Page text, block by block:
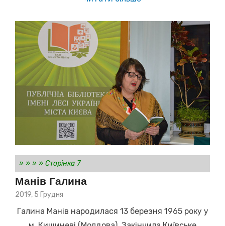
» » » » Сторінка 7
Манів Галина
Posted
2019, 5 Грудня
Галина Манів народилася 13 березня 1965 року у